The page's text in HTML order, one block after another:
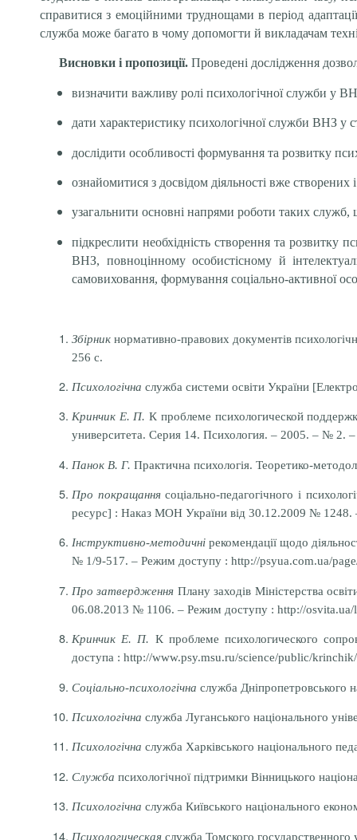
справитися з емоційними труднощами в період
служба може багато в чому допомогти й викладачам
Висновки і пропозиції. Проведені дослідження
визначити важливу ролі психологічної служби у
дати характеристику психологічної служби ВНЗ у
дослідити особливості формування та розвитку
ознайомитися з досвідом діяльності вже
узагальнити основні напрями роботи таких
підкреслити необхідність створення та розвитку
ВНЗ, повноцінному особистісному й
самовиховання, формування соціально-активної
Збірник нормативно-правових документів
256 с.
Психологічна служба системи освіти України
Кринчик Е. П. К проблеме психологической
университета. Серия 14. Психология. – 2005. – № 2.
Панок В. Г. Практична психологія. Теоретико-
Про покращаннясоціально-педагогічного і
ресурс] : Наказ МОН України від 30.12.2009 №
Інструктивно-методичні рекомендації щодо
№ 1/9-517. – Режим доступу : http://psyua.com.ua/
Про затвердження Плану заходів Міністерства
06.08.2013 № 1106. – Режим доступу : http://
Кринчик Е. П. К проблеме психологического
доступа : http://www.psy.msu.ru/science/public/
Соціально-психологічна служба Дніпропетровського
Психологічна служба Луганського національного
Психологічна служба Харківського національного
Служба психологiчної підтримки Вiнницького
Психологічна служба Київського нацiонального
Психологическая служба Томского